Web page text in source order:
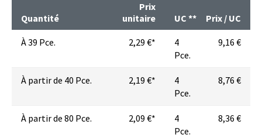
Quantité
Prix
unitaire
UC ** Prix / UC
À39 Pce. 2,29 €*
4
Pce.
9,16 €
À partir de 40 Pce. 2,19 €*
4
Pce.
8,76 €
À partir de 80 Pce. 2,09 €*
4
Pce.
8,36 €